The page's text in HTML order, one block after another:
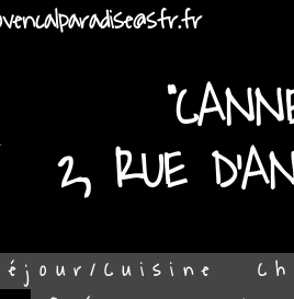
Cuisine
2, RUE